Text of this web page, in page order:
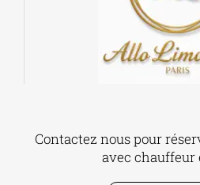
Contactez nous pour
avec chauffeur